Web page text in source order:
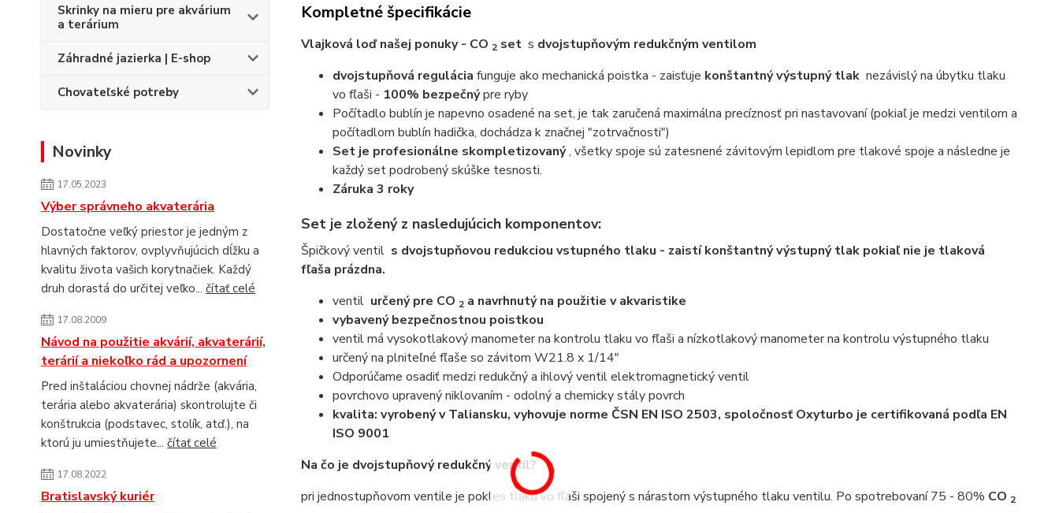
Skrinky na mieru pre akvárium
a terárium
Záhradné jazierka | E-shop
Chovateľské potreby
Novinky
17.05.2023
Výber správneho akvaterária
Dostatočne veľký priestor je jedným z
hlavných faktorov, ovplyvňujúcich dĺžku a
kvalitu života vašich korytnačiek. Každý
druh dorastá do určitej veľko... čítať celé
17.08.2009
Návod na použitie akvárií, akvaterárií,
terárií a niekoľko rád a upozornení
Pred inštaláciou chovnej nádrže (akvária,
terária alebo akvaterária) skontrolujte či
konštrukcia (podstavec, stolík, atď.), na
ktorú ju umiestňujete... čítať celé
17.08.2022
Bratislavský kuriér
Kompletné špecifikácie
Vlajková loď našej ponuky - CO 2sets dvojstupňovým redukčným ventilom
dvojstupňová regulácia funguje ako mechanická poistka - zaisťuje konštantný výstupný tlak nezávislý na úbytku tlaku
vo fľaši - 100% bezpečnýpre ryby
Počítadlo bublín je napevno osadené na set, je tak zaručená maximálna precíznosť pri nastavovaní (pokiaľ je medzi ventilom a
počítadlom bublín hadička, dochádza k značnej "zotrvačnosti")
Set je profesionálne skompletizovaný, všetky spoje sú zatesnené závitovým lepidlom pre tlakové spoje a následne je
každý set podrobený skúške tesnosti.
Záruka 3 roky
Set je zložený z nasledujúcich komponentov:
Špičkový ventil s dvojstupňovou redukciou vstupného tlaku - zaistí konštantný výstupný tlak pokiaľ nie je tlaková
fľaša prázdna.
ventil určený pre CO 2a navrhnutý na použitie v akvaristike
vybavený bezpečnostnou poistkou
ventil má vysokotlakový manometer na kontrolu tlaku vo fľaši a nízkotlakový manometer na kontrolu výstupného tlaku
určený na plniteľné fľaše so závitom W21.8 x 1/14"
Odporúčame osadiť medzi redukčný a ihlový ventil elektromagnetický ventil
povrchovo upravený niklovaním - odolný a chemicky stály povrch
kvalita: vyrobený v Taliansku, vyhovuje norme ČSN EN ISO 2503, spoločnosť Oxyturbo je certifikovaná podľa EN
ISO 9001
Na čo je dvojstupňový redukčný ventil?
pri jednostupňovom ventile je pokles tlaku vo fľaši spojený s nárastom výstupného tlaku ventilu. Po spotrebovaní 75 - 80% CO 2